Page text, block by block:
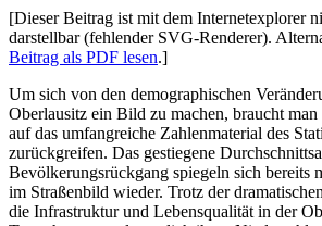
[Dieser Beitrag ist mit dem Internetexplorer
darstellbar (fehlender SVG-Renderer).
Beitrag als PDF lesen.]
Um sich von den demographischen
Oberlausitz ein Bild zu machen, braucht
auf das umfangreiche Zahlenmaterial des
zurückgreifen. Das gestiegene
Bevölkerungsrückgang spiegeln sich bereits
im Straßenbild wieder. Trotz der
die Infrastruktur und Lebensqualität in der